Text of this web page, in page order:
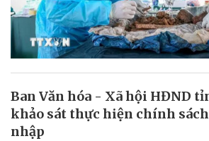
Ban Văn hóa - Xã hội HĐND
khảo sát thực hiện chính
nhập